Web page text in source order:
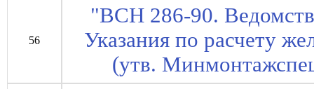
56
"ВСН 286-90.
Указания по расчету
(утв.